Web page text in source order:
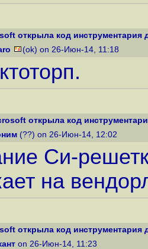
открыла код инструментария
(ok) on 26-Июн-14, 11:18
открыла код
(??) on 26-Июн-14, 12:02
Си-
на
открыла код инструментария
on 26-Июн-14, 11:23